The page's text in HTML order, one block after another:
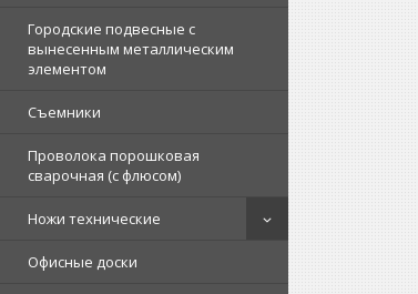
Городские подвесные с
вынесенным металлическим
элементом
Съемники
Проволока порошковая
сварочная (с флюсом)
Ножи технические
Офисные доски